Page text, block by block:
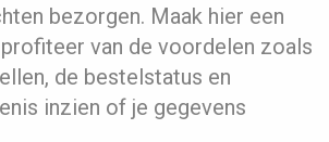
bezorgen. Maak hier een
van de voordelen zoals
de bestelstatus en
inzien of je gegevens